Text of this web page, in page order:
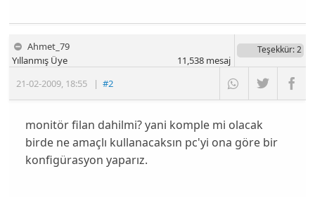
Ahmet_79
21-02-2009, 18:55 |#2
Yıllanmış Üye
Teşekkür: 2
11,538mesaj
monitör filan dahilmi? yani komple mi olacak
birde ne amaçlı kullanacaksın pc'yi ona göre bir
konfigürasyon yaparız.